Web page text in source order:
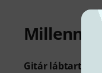
Gitár lábtartó